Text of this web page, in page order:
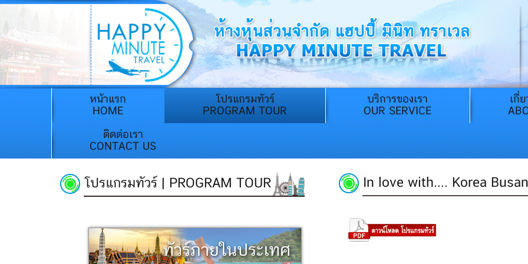
หน้าแรก
HOME
โปรแกรมทัวร์
PROGRAM TOUR
บริการของเรา
OUR SERVICE
เกี่
ติดต่อเรา
CONTACT US
โปรแกรมทัวร์ | PROGRAM TOUR
ทัวร์ภายในประเทศ
In love with.... Korea